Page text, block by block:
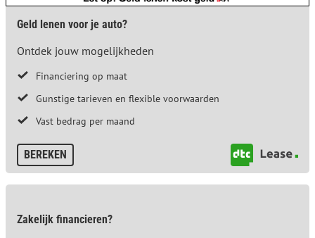
Geld lenen voor je auto?
Ontdek jouw mogelijkheden
Financiering op maat
Gunstige tarieven en flexible voorwaarden
Vast bedrag per maand
BEREKEN
Zakelijk financieren?